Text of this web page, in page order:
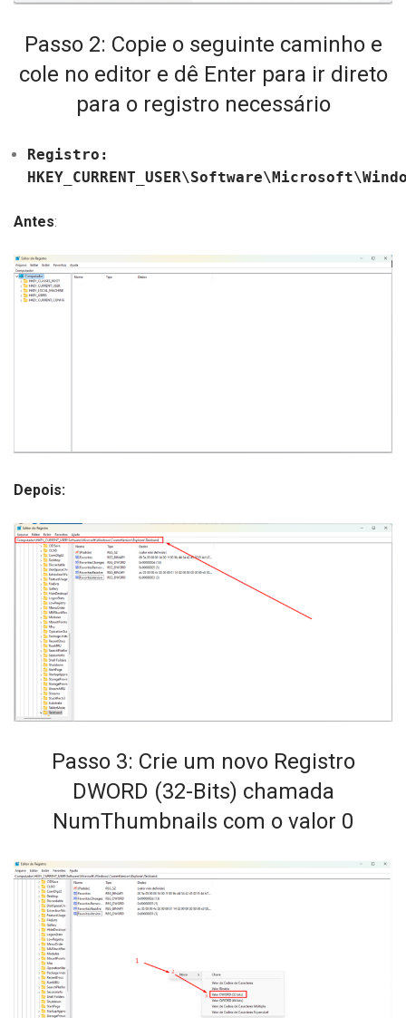
Passo 2: Copie o seguinte caminho e
cole no editor e dê Enter para ir direto
para o registro necessário
Registro:
Antes:
Depois:
Passo 3: Crie um novo Registro
DWORD (32-Bits) chamada
NumThumbnails com o valor 0